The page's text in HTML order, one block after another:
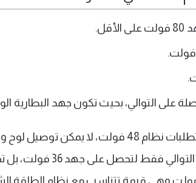
على التوالي، بحيث تكون جهد البطارية الواحدة
توصل ثلاث بطاريات على